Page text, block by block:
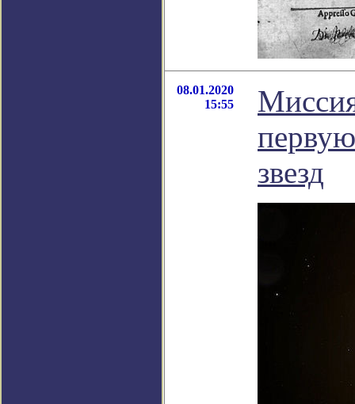
08.01.2020
15:55
звезд